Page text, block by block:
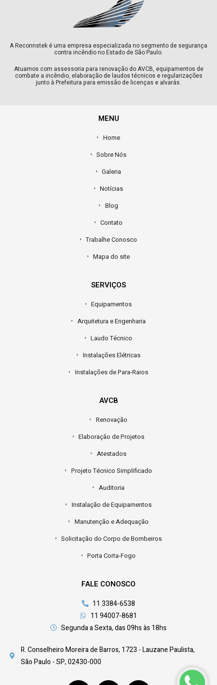
A Reconnstek é uma empresa especializada no segmento de segurança
contra incêndio no Estado de São Paulo.
Atuamos com assessoria para renovação do AVCB, equipamentos de
combate a incêndio, elaboração de laudos técnicos e regularizações
junto à Prefeitura para emissão de licenças e alvarás.
MENU
Home
Sobre Nós
Galeria
Notícias
Blog
Contato
Trabalhe Conosco
Mapa do site
SERVIÇOS
Equipamentos
Arquitetura e Engenharia
Laudo Técnico
Instalações Elétricas
Instalações de Para-Raios
AVCB
Renovação
Elaboração de Projetos
Atestados
Projeto Técnico Simplificado
Auditoria
Instalação de Equipamentos
Manutenção e Adequação
Solicitação do Corpo de Bombeiros
Porta Corta-Fogo
FALE CONOSCO
11 3384-6538
11 94007-8681
Segunda a Sexta, das 09hs às 18hs
R. Conselheiro Moreira de Barros, 1723 - Lauzane Paulista,
São Paulo - SP, 02430-000